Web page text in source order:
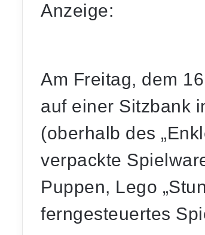
Anzeige:
Am Freitag, dem
auf einer Sitzbank
(oberhalb des
verpackte
Puppen, Lego
ferngesteuertes